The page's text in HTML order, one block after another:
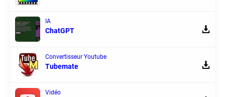
IA
ChatGPT
Convertisseur Youtube
Tubemate
Vidéo